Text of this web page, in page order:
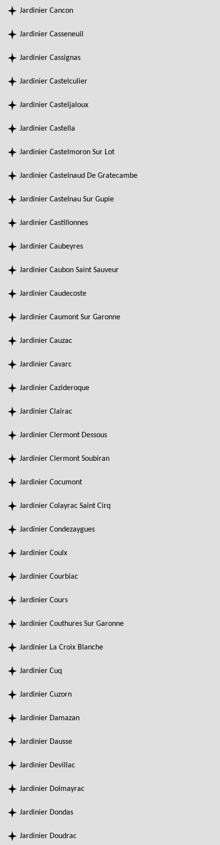
Jardinier Cancon
Jardinier Casseneuil
Jardinier Cassignas
Jardinier Castelculier
Jardinier Casteljaloux
Jardinier Castella
Jardinier Castelmoron Sur Lot
Jardinier Castelnaud De Gratecambe
Jardinier Castelnau Sur Gupie
Jardinier Castillonnes
Jardinier Caubeyres
Jardinier Caubon Saint Sauveur
Jardinier Caudecoste
Jardinier Caumont Sur Garonne
Jardinier Cauzac
Jardinier Cavarc
Jardinier Cazideroque
Jardinier Clairac
Jardinier Clermont Dessous
Jardinier Clermont Soubiran
Jardinier Cocumont
Jardinier Colayrac Saint Cirq
Jardinier Condezaygues
Jardinier Coulx
Jardinier Courbiac
Jardinier Cours
Jardinier Couthures Sur Garonne
Jardinier La Croix Blanche
Jardinier Cuq
Jardinier Cuzorn
Jardinier Damazan
Jardinier Dausse
Jardinier Devillac
Jardinier Dolmayrac
Jardinier Dondas
Jardinier Doudrac